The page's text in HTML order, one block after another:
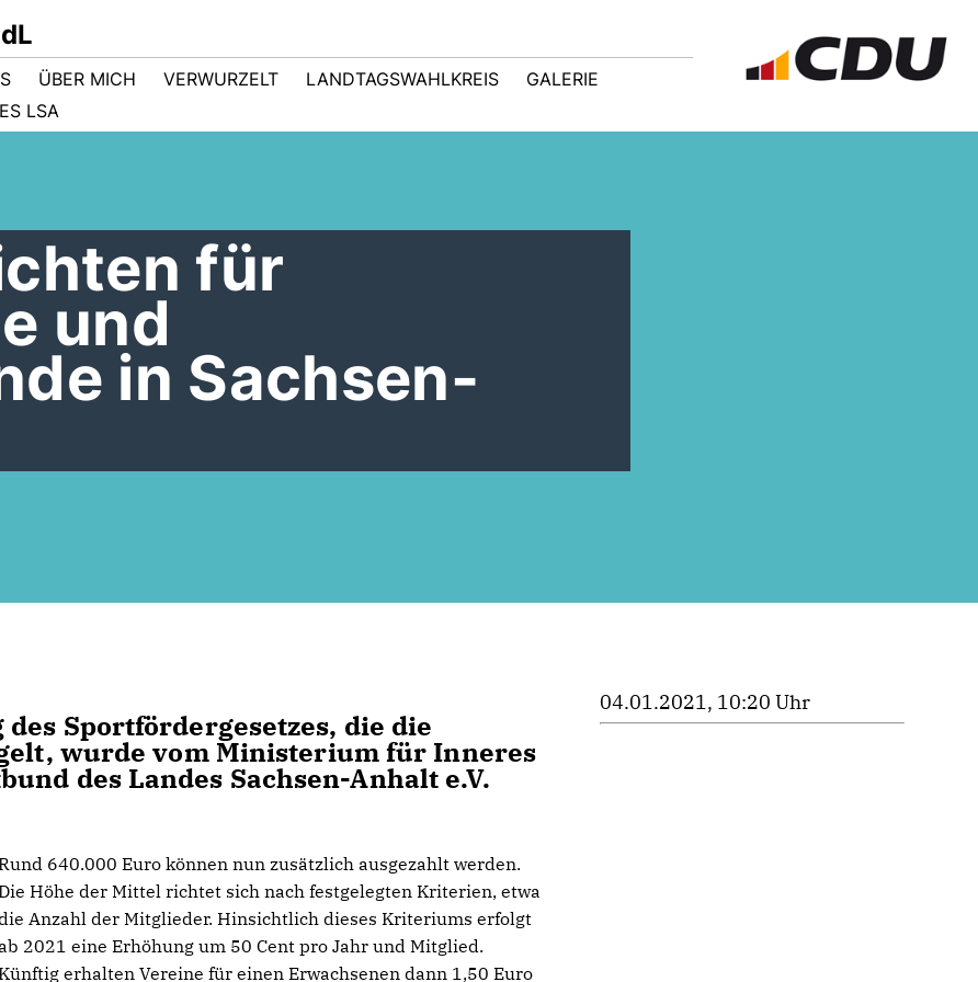
ÜBER MICH VERWURZELT LANDTAGSWAHLKREIS
GALERIE
LSA
für
und
in Sachsen-
Sportfördergesetzes, die die
wurde vom Ministerium für Inneres
des Landes Sachsen-Anhalt e.V.
640.000 Euro können nun zusätzlich ausgezahlt werden.
Höhe der Mittel richtet sich nach festgelegten Kriterien, etwa
Anzahl der Mitglieder. Hinsichtlich dieses Kriteriums erfolgt
2021 eine Erhöhung um 50 Cent pro Jahr und Mitglied.
erhalten Vereine für einen Erwachsenen dann 1,50 Euro
04.01.2021, 10:20 Uhr